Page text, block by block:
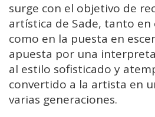
surge con el objetivo de
artística de Sade, tanto
como en la puesta en
apuesta por una
al estilo sofisticado y
convertido a la artista en
varias generaciones.